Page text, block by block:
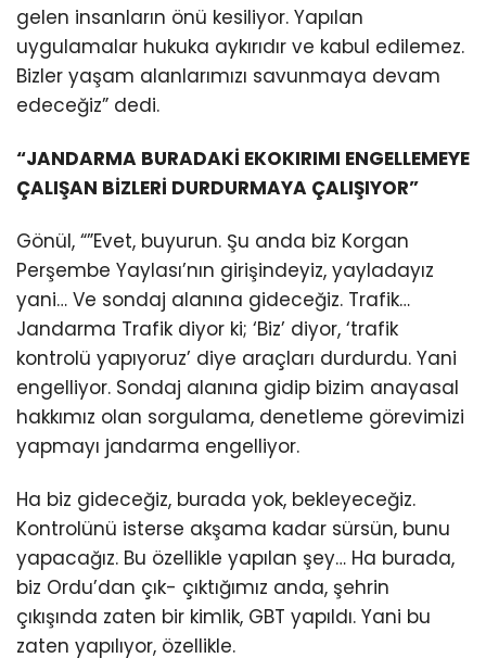
gelen insanların önü kesiliyor. Yapılan
uygulamalar hukuka aykırıdır ve kabul edilemez.
Bizler yaşam alanlarımızı savunmaya devam
edeceğiz” dedi.
“JANDARMA BURADAKİ EKOKIRIMI ENGELLEMEYE
ÇALIŞAN BİZLERİ DURDURMAYA ÇALIŞIYOR”
Gönül, “”Evet, buyurun. Şu anda biz Korgan
Perşembe Yaylası’nın girişindeyiz, yayladayız
yani… Ve sondaj alanına gideceğiz. Trafik…
Jandarma Trafik diyor ki; ‘Biz’ diyor, ‘trafik
kontrolü yapıyoruz’ diye araçları durdurdu. Yani
engelliyor. Sondaj alanına gidip bizim anayasal
hakkımız olan sorgulama, denetleme görevimizi
yapmayı jandarma engelliyor.
Ha biz gideceğiz, burada yok, bekleyeceğiz.
Kontrolünü isterse akşama kadar sürsün, bunu
yapacağız. Bu özellikle yapılan şey… Ha burada,
biz Ordu’dan çık- çıktığımız anda, şehrin
çıkışında zaten bir kimlik, GBT yapıldı. Yani bu
zaten yapılıyor, özellikle.